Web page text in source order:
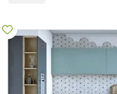
метрическими
программами